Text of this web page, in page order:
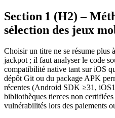
Section 1 (H2) –
sélection des jeux
Choisir un titre ne se résume plus
jackpot ; il faut analyser le code
compatibilité native tant sur iOS
dépôt Git ou du package APK
récentes (Android SDK ≥31,
bibliothèques tierces non
vulnérabilités lors des paiements